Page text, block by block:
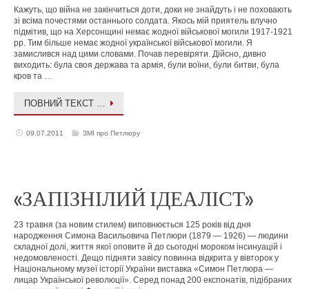
Кажуть, що війна не закінчиться доти, доки не знайдуть і не поховають
зі всіма почестями останнього солдата. Якось мій приятель влучно
підмітив, що на Херсонщині немає жодної військової могили 1917-1921
рр. Тим більше немає жодної української військової могили. Я
замислився над цими словами. Почав перевіряти. Дійсно, дивно
виходить: була своя держава та армія, були воїни, були битви, була
кров та …
ПОВНИЙ ТЕКСТ …
09.07.2011 ЗМІ про Петлюру
«ЗАПІЗНІЛИЙ ІДЕАЛІСТ»
23 травня (за новим стилем) виповнюється 125 років від дня
народження Симона Васильовича Петлюри (1879 — 1926) — людини
складної долі, життя якої оповите й до сьогодні мороком інсинуацій і
недомовленості. Дещо підняти завісу повинна відкрита у вівторок у
Національному музеї історії України виставка «Симон Петлюра —
лицар Української революції». Серед понад 200 експонатів, підібраних